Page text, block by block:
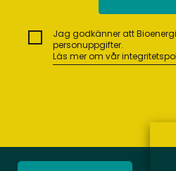
Jag godkänner att
personuppgifter.
Läs mer om vår